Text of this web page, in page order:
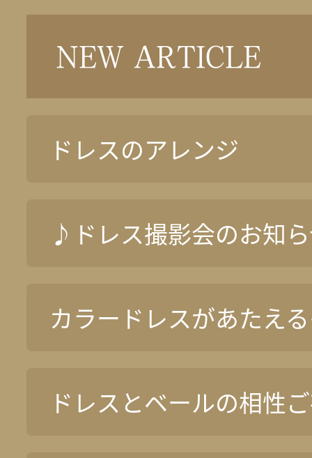
NEW ARTICLE
ドレスのアレンジ
♪ドレス撮影会のお知
カラードレスがあたえ
ドレスとベールの相性